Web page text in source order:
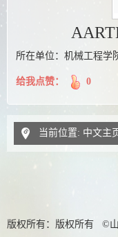
所在单位：机械工程学
给我点赞： 0
当前位置: 中文主
版权所有：版权所有 ©